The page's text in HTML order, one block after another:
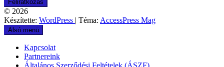
© 2026
Készítette: WordPress | Téma: AccessPress Mag
Alsó menü
Kapcsolat
Partnereink
Általános Szerződési Feltételek (ÁSZF)